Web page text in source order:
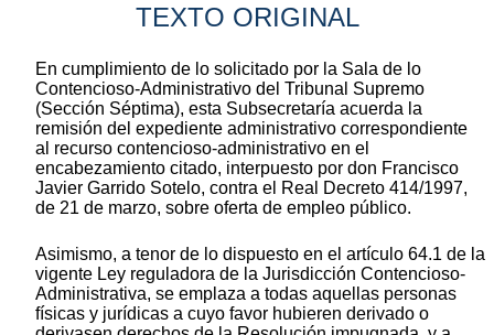
TEXTO ORIGINAL
En cumplimiento de lo solicitado por la Sala de lo
Contencioso-Administrativo del Tribunal Supremo
(Sección Séptima), esta Subsecretaría acuerda la
remisión del expediente administrativo correspondiente
al recurso contencioso-administrativo en el
encabezamiento citado, interpuesto por don Francisco
Javier Garrido Sotelo, contra el Real Decreto 414/1997,
de 21 de marzo, sobre oferta de empleo público.
Asimismo, a tenor de lo dispuesto en el artículo 64.1 de la
vigente Ley reguladora de la Jurisdicción Contencioso-
Administrativa, se emplaza a todas aquellas personas
físicas y jurídicas a cuyo favor hubieren derivado o